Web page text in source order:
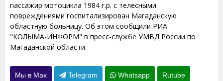
пассажир мотоцикла 1984 г.р. с телесными
повреждениями госпитализирован Магаданскую
областную больницу. Об этом сообщили РИА
"КОЛЫМА-ИНФОРМ" в пресс-службе УМВД России по
Магаданской области.
Мы в Max Telegram Whatsapp Rutube